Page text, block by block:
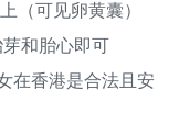
可见卵黄囊）
和胎心即可
香港是合法且安